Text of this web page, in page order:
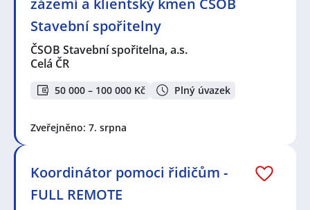
Stavební spořitelny
ČSOB Stavební spořitelna, a.s.
Celá ČR
50 000 – 100 000 Kč Plný úvazek
Zveřejněno: 7. srpna
Koordinátor pomoci řidičům -
FULL REMOTE